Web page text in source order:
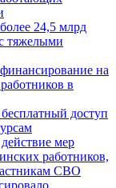
24,5 млрд
тяжелыми
на
в
доступ
мер
работников,
СВО